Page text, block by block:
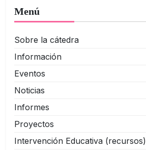
Menú
Sobre la cátedra
Información
Eventos
Noticias
Informes
Proyectos
Intervención Educativa (recursos)